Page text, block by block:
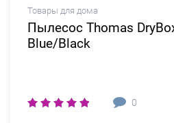
Товары для дома
Пылесос Thomas
Blue/Black
0